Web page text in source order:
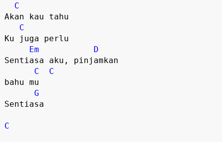
C
Akan kau tahu
C
Ku juga perlu
Em
D
Sentiasa aku, pinjamkan
C
C
bahu mu
G
Sentiasa
C